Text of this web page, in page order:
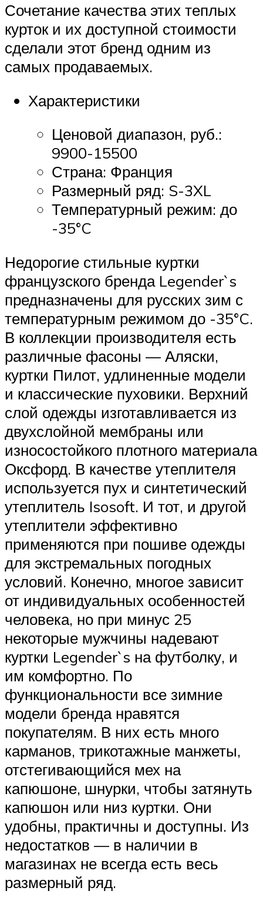
Сочетание качества этих теплых
курток и их доступной стоимости
сделали этот бренд одним из
самых продаваемых.
Характеристики
Ценовой диапазон, руб.:
9900-15500
Страна: Франция
Размерный ряд: S-3XL
Температурный режим: до
-35°C
Недорогие стильные куртки
французского бренда Legender`s
предназначены для русских зим с
температурным режимом до -35°C.
В коллекции производителя есть
различные фасоны — Аляски,
куртки Пилот, удлиненные модели
и классические пуховики. Верхний
слой одежды изготавливается из
двухслойной мембраны или
износостойкого плотного материала
Оксфорд. В качестве утеплителя
используется пух и синтетический
утеплитель Isosoft. И тот, и другой
утеплители эффективно
применяются при пошиве одежды
для экстремальных погодных
условий. Конечно, многое зависит
от индивидуальных особенностей
человека, но при минус 25
некоторые мужчины надевают
куртки Legender`s на футболку, и
им комфортно. По
функциональности все зимние
модели бренда нравятся
покупателям. В них есть много
карманов, трикотажные манжеты,
отстегивающийся мех на
капюшоне, шнурки, чтобы затянуть
капюшон или низ куртки. Они
удобны, практичны и доступны. Из
недостатков — в наличии в
магазинах не всегда есть весь
размерный ряд.